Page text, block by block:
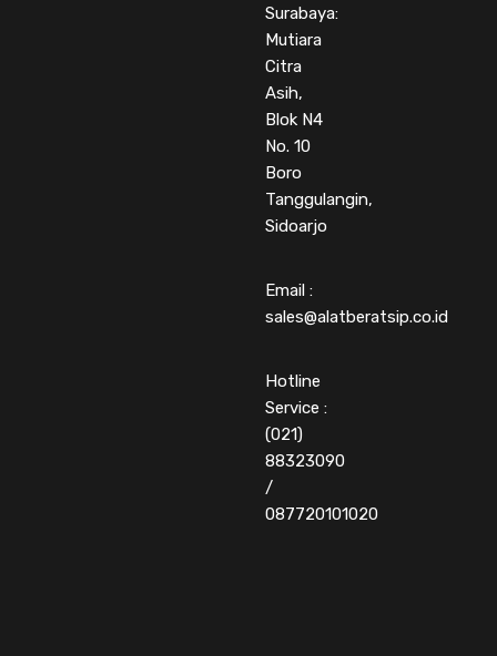
Surabaya:
Mutiara
Citra
Asih,
Blok N4
No. 10
Boro
Tanggulangin,
Sidoarjo
Email :
sales@alatberatsip.co.id
Hotline
Service :
(021)
88323090
/
087720101020